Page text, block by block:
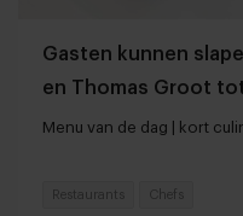
Gasten kunnen
en Thomas Groot
Menu van de dag | kort
Restaurants Chefs